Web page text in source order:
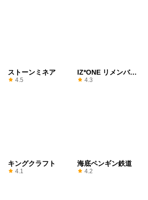
ストーンミネア
4.5
IZ*ONE リメンバー
Z 4.3
キングクラフト
4.1
海底ペンギン鉄道
4.2